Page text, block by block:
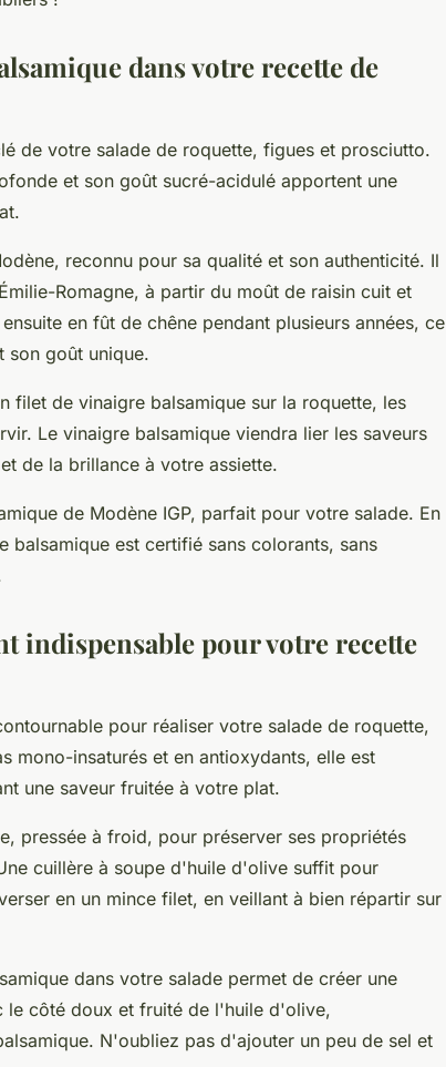
dans votre recette de
de votre salade de roquette, figues et prosciutto.
et son goût sucré-acidulé apportent une
reconnu pour sa qualité et son authenticité. Il
Romagne, à partir du moût de raisin cuit et
en fût de chêne pendant plusieurs années, ce
son goût unique.
filet de vinaigre balsamique sur la roquette, les
Le vinaigre balsamique viendra lier les saveurs
de la brillance à votre assiette.
de Modène IGP, parfait pour votre salade. En
balsamique est certifié sans colorants, sans
indispensable pour votre recette
pour réaliser votre salade de roquette,
mono-insaturés et en antioxydants, elle est
une saveur fruitée à votre plat.
pressée à froid, pour préserver ses propriétés
cuillère à soupe d'huile d'olive suffit pour
en un mince filet, en veillant à bien répartir sur
dans votre salade permet de créer une
le côté doux et fruité de l'huile d'olive,
N'oubliez pas d'ajouter un peu de sel et